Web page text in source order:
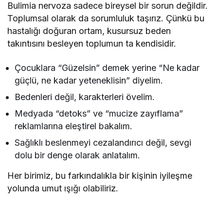
Bulimia nervoza sadece bireysel bir sorun değildir.
Toplumsal olarak da sorumluluk taşırız. Çünkü bu
hastalığı doğuran ortam, kusursuz beden
takıntısını besleyen toplumun ta kendisidir.
Çocuklara “Güzelsin” demek yerine “Ne kadar
güçlü, ne kadar yeteneklisin” diyelim.
Bedenleri değil, karakterleri övelim.
Medyada “detoks” ve “mucize zayıflama”
reklamlarına eleştirel bakalım.
Sağlıklı beslenmeyi cezalandırıcı değil, sevgi
dolu bir denge olarak anlatalım.
Her birimiz, bu farkındalıkla bir kişinin iyileşme
yolunda umut ışığı olabiliriz.